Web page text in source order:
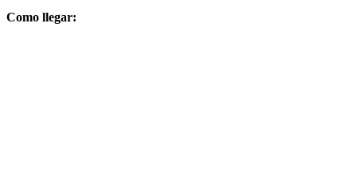
Como llegar: